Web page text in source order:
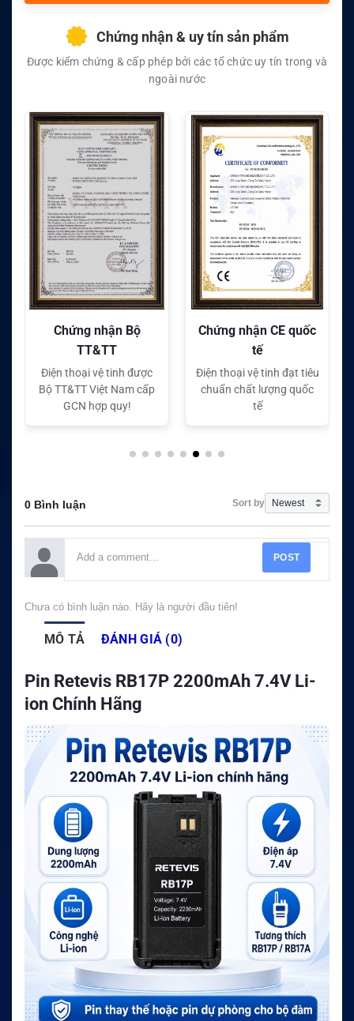
Chứng nhận & uy tín sản phẩm
Được kiểm chứng & cấp phép bởi các tổ chức uy tín trong và
ngoài nước
Chứng nhận CE quốc
tế
Điện thoại vệ tinh đạt tiêu
chuẩn chất lượng quốc
tế
Chứng nhận FC quốc
tế
Điện thoại vệ tinh đạt tiêu
chuẩn chất lượng quốc
0 Bình luận Sort by
POST
Chưa có bình luận nào. Hãy là người đầu tiên!
MÔ TẢ ĐÁNH GIÁ (0)
Pin Retevis RB17P 2200mAh 7.4V Li-
ion Chính Hãng